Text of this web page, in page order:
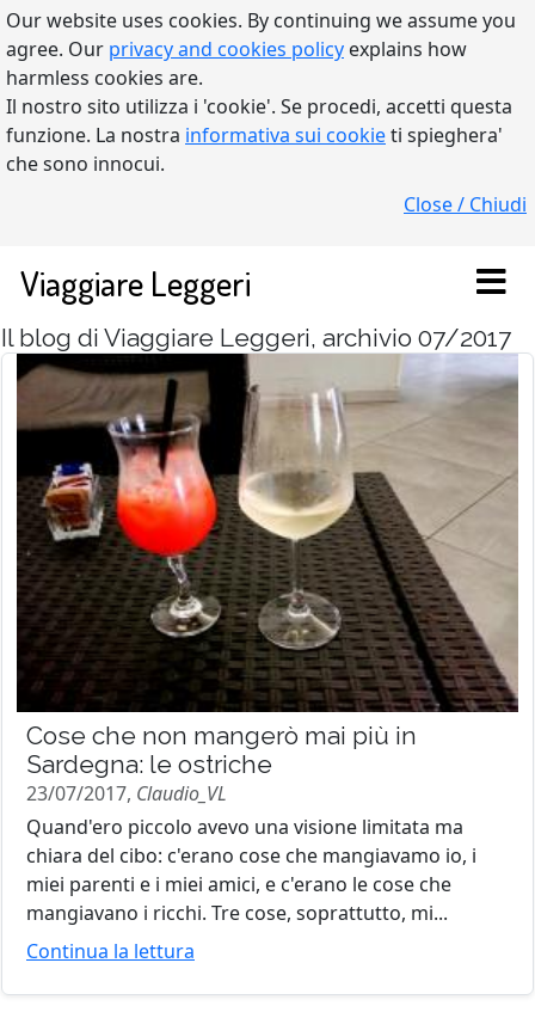
Our website uses cookies. By continuing we assume you
agree. Our privacy and cookies policy explains how
harmless cookies are.
Il nostro sito utilizza i 'cookie'. Se procedi, accetti questa
funzione. La nostra informativa sui cookieti spieghera'
che sono innocui.
Close / Chiudi
Viaggiare Leggeri
Il blog di Viaggiare Leggeri, archivio 07/2017
Cose che non mangerò mai più in
Sardegna: le ostriche
23/07/2017, Claudio_VL
Quand'ero piccolo avevo una visione limitata ma
chiara del cibo: c'erano cose che mangiavamo io, i
miei parenti e i miei amici, e c'erano le cose che
mangiavano i ricchi. Tre cose, soprattutto, mi...
Continua la lettura